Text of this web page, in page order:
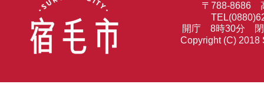
〒788-8686
開庁 8時30分 閉
Copyright (C) 2018